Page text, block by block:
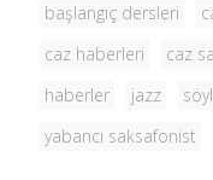
başlangıç dersleri
caz haberleri
caz
haberler
jazz
yabancı saksafonist